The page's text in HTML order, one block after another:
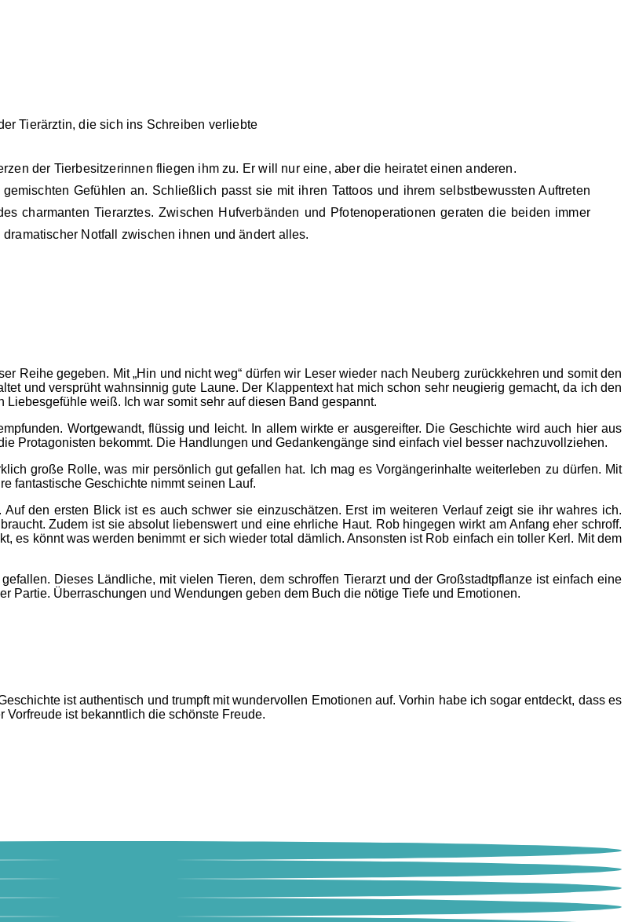
Tierärztin, die sich ins Schreiben verliebte
der Tierbesitzerinnen fliegen ihm zu. Er will nur eine, aber die heiratet einen anderen.
Gefühlen an. Schließlich passt sie mit ihren Tattoos und ihrem selbstbewussten Auftreten
charmanten Tierarztes. Zwischen Hufverbänden und Pfotenoperationen geraten die beiden immer
Notfall zwischen ihnen und ändert alles.
Reihe gegeben. Mit „Hin und nicht weg“ dürfen wir Leser wieder nach Neuberg zurückkehren und somit den
und versprüht wahnsinnig gute Laune. Der Klappentext hat mich schon sehr neugierig gemacht, da ich den
weiß. Ich war somit sehr auf diesen Band gespannt.
Wortgewandt, flüssig und leicht. In allem wirkte er ausgereifter. Die Geschichte wird auch hier aus
Protagonisten bekommt. Die Handlungen und Gedankengänge sind einfach viel besser nachzuvollziehen.
große Rolle, was mir persönlich gut gefallen hat. Ich mag es Vorgängerinhalte weiterleben zu dürfen. Mit
fantastische Geschichte nimmt seinen Lauf.
den ersten Blick ist es auch schwer sie einzuschätzen. Erst im weiteren Verlauf zeigt sie ihr wahres ich.
Zudem ist sie absolut liebenswert und eine ehrliche Haut. Rob hingegen wirkt am Anfang eher schroff.
es könnt was werden benimmt er sich wieder total dämlich. Ansonsten ist Rob einfach ein toller Kerl. Mit dem
Dieses Ländliche, mit vielen Tieren, dem schroffen Tierarzt und der Großstadtpflanze ist einfach eine
Partie. Überraschungen und Wendungen geben dem Buch die nötige Tiefe und Emotionen.
ist authentisch und trumpft mit wundervollen Emotionen auf. Vorhin habe ich sogar entdeckt, dass es
ist bekanntlich die schönste Freude.